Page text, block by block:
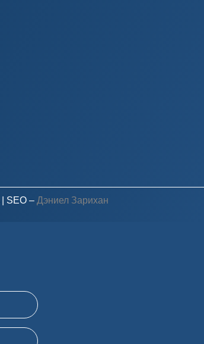
| SEO – Дэниел Зарихан